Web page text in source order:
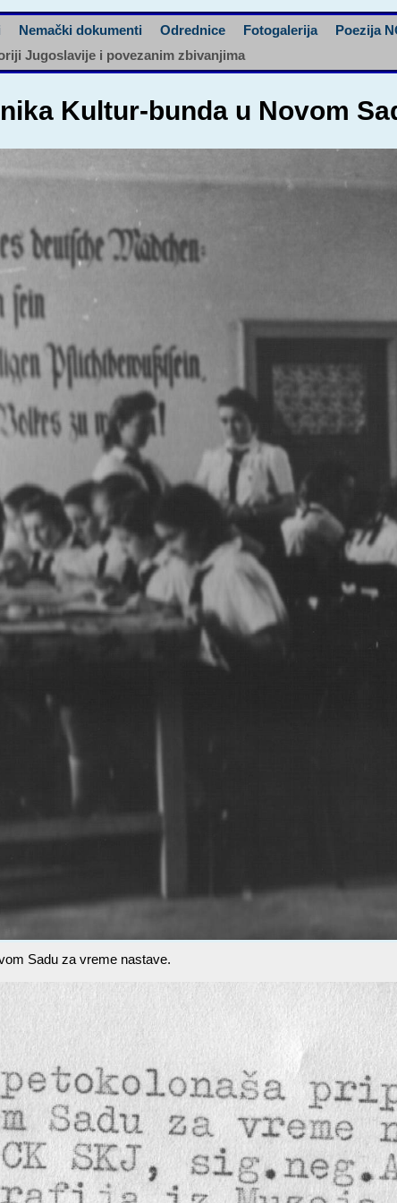
Nemački dokumenti Odrednice Fotogalerija Poezija
Jugoslavije i povezanim zbivanjima
Kultur-bunda u Novom
Sadu za vreme nastave.